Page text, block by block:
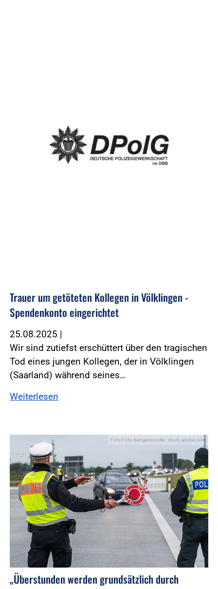
Trauer um getöteten Kollegen in Völklingen -
Spendenkonto eingerichtet
25.08.2025 |
Wir sind zutiefst erschüttert über den tragischen
Tod eines jungen Kollegen, der in Völklingen
(Saarland) während seines…
Weiterlesen
Foto:Foto: benjaminnolte - stock.adobe.com
„Überstunden werden grundsätzlich durch